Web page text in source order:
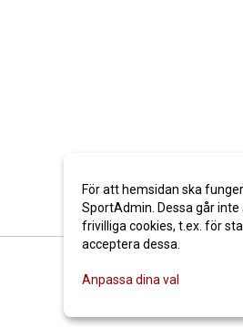
För att hemsidan ska
SportAdmin. Dessa går
frivilliga cookies, t.ex. för
acceptera dessa.
Anpassa dina val